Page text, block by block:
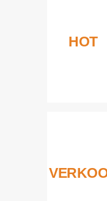
HOT